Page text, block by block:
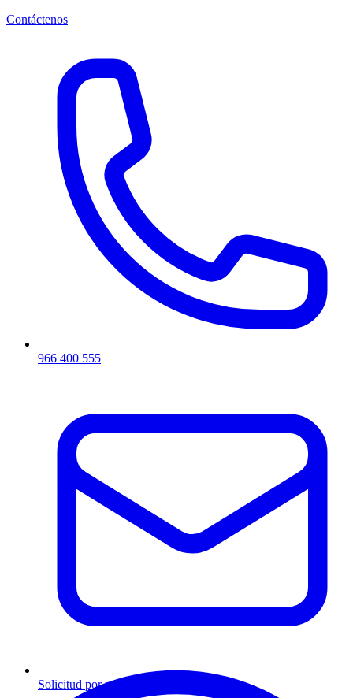
Contáctenos
966 400 555
Solicitud por mensaje